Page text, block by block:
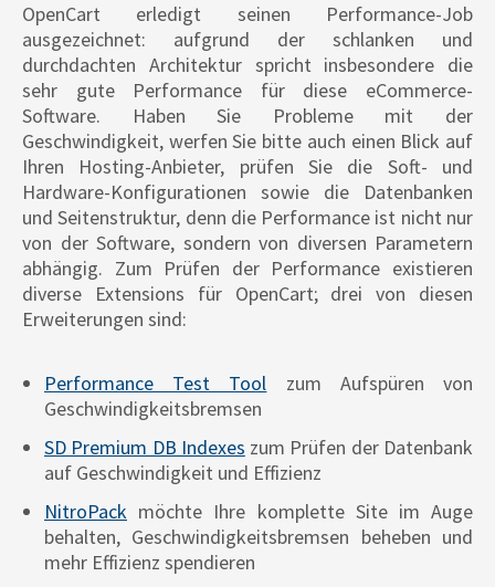
OpenCart erledigt seinen Performance-Job
ausgezeichnet: aufgrund der schlanken und
durchdachten Architektur spricht insbesondere die
sehr gute Performance für diese eCommerce-
Software. Haben Sie Probleme mit der
Geschwindigkeit, werfen Sie bitte auch einen Blick auf
Ihren Hosting-Anbieter, prüfen Sie die Soft- und
Hardware-Konfigurationen sowie die Datenbanken
und Seitenstruktur, denn die Performance ist nicht nur
von der Software, sondern von diversen Parametern
abhängig. Zum Prüfen der Performance existieren
diverse Extensions für OpenCart; drei von diesen
Erweiterungen sind:
Performance Test Tool zum Aufspüren von
Geschwindigkeitsbremsen
SD Premium DB Indexes zum Prüfen der Datenbank
auf Geschwindigkeit und Effizienz
NitroPack möchte Ihre komplette Site im Auge
behalten, Geschwindigkeitsbremsen beheben und
mehr Effizienz spendieren